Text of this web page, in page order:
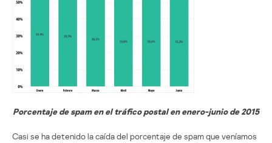
Porcentaje de spam en el tráfico postal en enero-junio de 2015
Casi se ha detenido la caída del porcentaje de spam que veníamos